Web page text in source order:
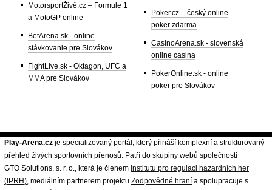
MotorsportŽivě.cz – Formule 1
a MotoGP online
BetArena.sk - online
stávkovanie pre Slovákov
FightLive.sk - Oktagon, UFC a
MMA pre Slovákov
Poker.cz – český online
poker zdarma
CasinoArena.sk - slovenská
online casina
PokerOnline.sk - online
poker pre Slovákov
Play-Arena.cz je specializovaný portál, který přináší komplexní a strukturovaný
přehled živých sportovních přenosů. Patří do skupiny webů společnosti
GTO Solutions, s. r. o., která je členem Institutu pro regulaci hazardních her
(IPRH), mediálním partnerem projektu Zodpovědné hraní a spolupracuje s